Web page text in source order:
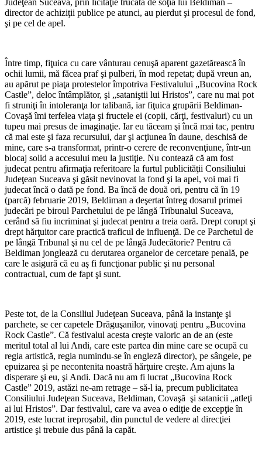
Judeţean Suceava, prin licitaţie trucată de soţia lui Beldiman –
director de achiziţii publice pe atunci, au pierdut şi procesul de fond,
şi pe cel de apel.
Între timp, fiţuica cu care vânturau cenuşă aparent gazetărească în
ochii lumii, mă făcea praf şi pulberi, în mod repetat; după vreun an,
au apărut pe piaţa protestelor împotriva Festivalului „Bucovina Rock
Castle”, deloc întâmplător, şi „sataniştii lui Hristos”, care nu mai pot
fi struniţi în intoleranţa lor talibană, iar fiţuica grupării Beldiman-
Covaşă îmi terfelea viaţa şi fructele ei (copii, cărţi, festivaluri) cu un
tupeu mai presus de imaginaţie. Iar eu tăceam şi încă mai tac, pentru
că mai este şi faza recursului, dar şi acţiunea în daune, deschisă de
mine, care s-a transformat, printr-o cerere de reconvenţiune, într-un
blocaj solid a accesului meu la justiţie. Nu contează că am fost
judecat pentru afirmaţia referitoare la furtul publicităţii Consiliului
Judeţean Suceava şi găsit nevinovat la fond şi la apel, voi mai fi
judecat încă o dată pe fond. Ba încă de două ori, pentru că în 19
(parcă) februarie 2019, Beldiman a deşertat întreg dosarul primei
judecări pe biroul Parchetului de pe lângă Tribunalul Suceava,
cerând să fiu incriminat şi judecat pentru a treia oară. Drept corupt şi
drept hărţuitor care practică traficul de influenţă. De ce Parchetul de
pe lângă Tribunal şi nu cel de pe lângă Judecătorie? Pentru că
Beldiman jonglează cu derutarea organelor de cercetare penală, pe
care le asigură că eu aş fi funcţionar public şi nu personal
contractual, cum de fapt şi sunt.
Peste tot, de la Consiliul Judeţean Suceava, până la instanţe şi
parchete, se cer capetele Drăguşanilor, vinovaţi pentru „Bucovina
Rock Castle”. Că festivalul acesta creşte valoric an de an (este
meritul total al lui Andi, care este partea din mine care se ocupă cu
regia artistică, regia numindu-se în engleză director), pe sângele, pe
epuizarea şi pe necontenita noastră hărţuire creşte. Am ajuns la
disperare şi eu, şi Andi. Dacă nu am fi lucrat „Bucovina Rock
Castle” 2019, astăzi ne-am retrage – să-l ia, precum publicitatea
Consiliului Judeţean Suceava, Beldiman, Covaşă şi satanicii „atleţi
ai lui Hristos”. Dar festivalul, care va avea o ediţie de excepţie în
2019, este lucrat ireproşabil, din punctul de vedere al direcţiei
artistice şi trebuie dus până la capăt.